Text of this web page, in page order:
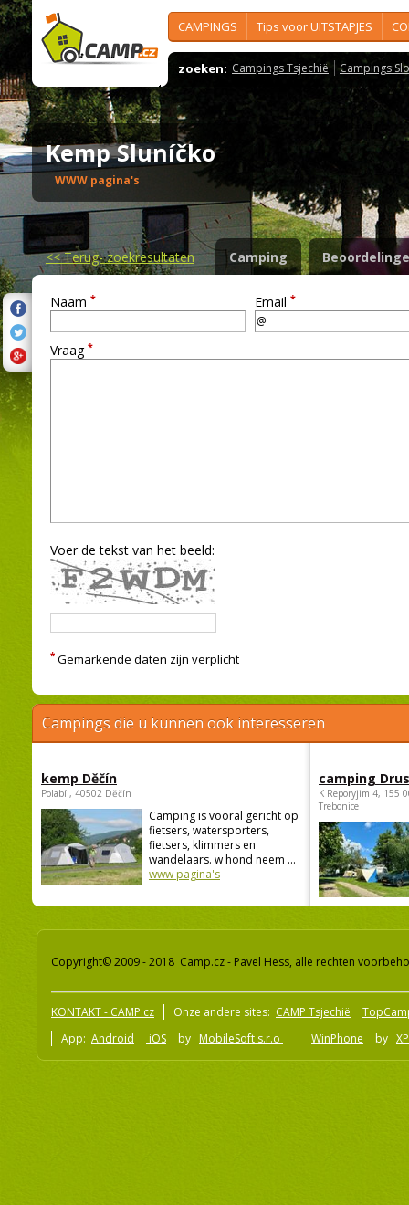
CAMPINGS Tips voor UITSTAPJES
zoeken: Campings Tsjechië Campings
Kemp Sluníčko
WWW pagina's
<<Terug- zoekresultaten Camping
Naam * Email *
Vraag *
Voer de tekst van het beeld:
* Gemarkende daten zijn verplicht
Campings die u kunnen ook interesseren
kemp Děčín
Polabí , 40502 Děčín
Camping is vooral gericht op
fietsers, watersporters,
fietsers, klimmers en
wandelaars. w hond neem ...
www pagina's
camping
K Reporyjim 4, 155
Trebonice
Copyright© 2009 - 2018 Camp.cz - Pavel Hess, alle rechten
KONTAKT - CAMP.cz Onze andere sites: CAMP Tsjechië
App: Android iOS by MobileSoft s.r.o WinPhone by